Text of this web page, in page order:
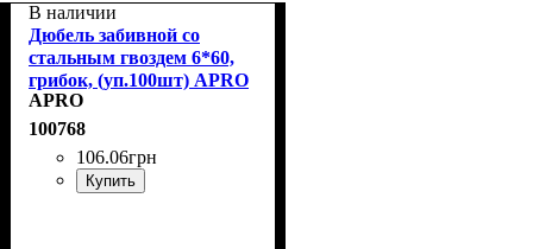
В наличии
Дюбель забивной со
стальным гвоздем 6*60,
грибок, (уп.100шт) APRO
SMTG-60060
APRO
100768
106.06грн
Купить